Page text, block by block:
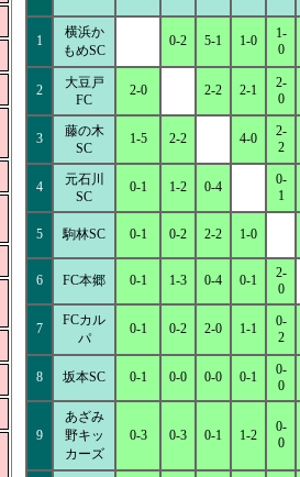
1
横浜か
もめSC
0-2 5-1 1-0
1-
0
2
大豆戸
FC
2-0 2-2 2-1
2-
0
3
藤の木
SC
1-5 2-2 4-0
2-
2
4
元石川
SC
0-1 1-2 0-4
0-
1
5 駒林SC 0-1 0-2 2-2 1-0
6 FC本郷 0-1 1-3 0-4 0-1
2-
0
7
FCカル
パ
0-1 0-2 2-0 1-1
0-
2
8 坂本SC 0-1 0-0 0-0 0-1
0-
0
9
あざみ
野キッ
カーズ
0-3 0-3 0-1 1-2
0-
0